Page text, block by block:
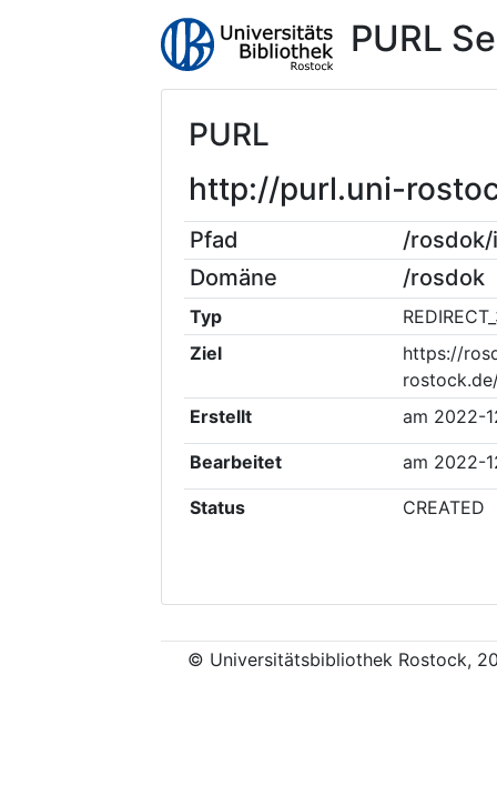
PURL
PURL
http://purl.uni-
Pfad
/
Domäne
/rosdok
Typ
Ziel
https://
Erstellt
am 2022-
Bearbeitet am 2022-
Status CREATED
© Universitätsbibliothek Rostock,